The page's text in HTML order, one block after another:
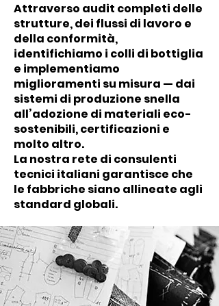
Attraverso audit completi delle
strutture, dei flussi di lavoro e
della conformità,
identifichiamo i colli di bottiglia
e implementiamo
miglioramenti su misura — dai
sistemi di produzione snella
all’adozione di materiali eco-
sostenibili, certificazioni e
molto altro.
La nostra rete di consulenti
tecnici italiani garantisce che
le fabbriche siano allineate agli
standard globali.